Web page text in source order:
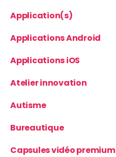
Application(s)
Applications Android
Applications iOS
Atelier innovation
Autisme
Bureautique
Capsules vidéo premium